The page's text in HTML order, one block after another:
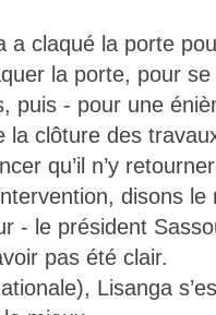
a claqué la porte
la porte, pour
puis - pour une
la clôture des
qu’il n’y
disons
- le président
pas été clair.
Lisanga